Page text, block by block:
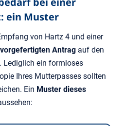
ein Muster
von Hartz 4 und einer
vorgefertigten Antrag auf den
Lediglich ein formloses
Ihres Mutterpasses sollten
Ein Muster dieses